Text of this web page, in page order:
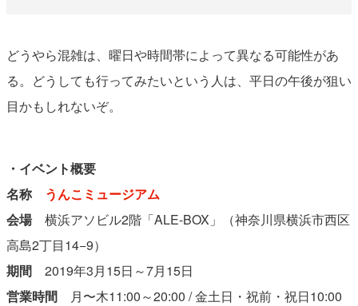
どうやら混雑は、曜日や時間帯によって異なる可能性があ
る。どうしても行ってみたいという人は、平日の午後が狙い
目かもしれないぞ。
・イベント概要
名称
うんこミュージアム
会場横浜アソビル2階「ALE-BOX」（神奈川県横浜市西区
高島2丁目14−9）
期間2019年3月15日～7月15日
営業時間月〜木11:00～20:00 / 金土日・祝前・祝日10:00